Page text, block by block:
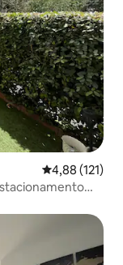
Classificação
4,88 (121)